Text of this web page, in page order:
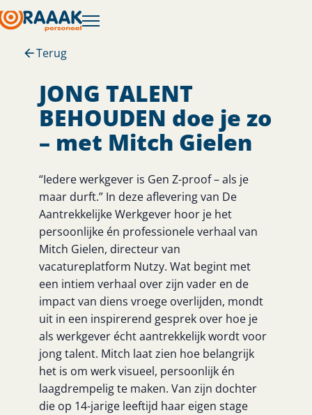
Terug
JONG TALENT
BEHOUDEN doe je zo
– met Mitch Gielen
“Iedere werkgever is Gen Z-proof – als je
maar durft.” In deze aflevering van De
Aantrekkelijke Werkgever hoor je het
persoonlijke én professionele verhaal van
Mitch Gielen, directeur van
vacatureplatform Nutzy. Wat begint met
een intiem verhaal over zijn vader en de
impact van diens vroege overlijden, mondt
uit in een inspirerend gesprek over hoe je
als werkgever écht aantrekkelijk wordt voor
jong talent. Mitch laat zien hoe belangrijk
het is om werk visueel, persoonlijk én
laagdrempelig te maken. Van zijn dochter
die op 14-jarige leeftijd haar eigen stage